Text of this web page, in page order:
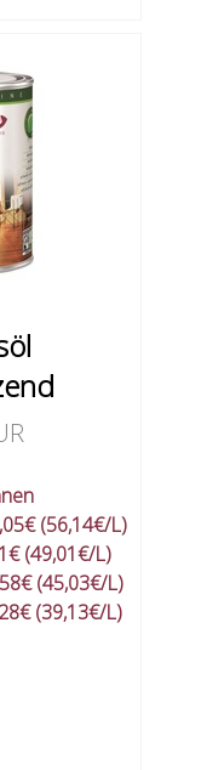
(56,14€/L)
(49,01€/L)
(45,03€/L)
(39,13€/L)